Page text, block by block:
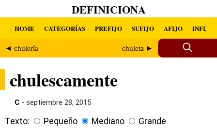
DEFINICIONA
HOME CATEGORÍAS PREFIJO SUFIJO AFIJO INFIJO
◄ chulería chuleta ►
chulescamente
C - septiembre 28, 2015
Texto: Pequeño Mediano Grande